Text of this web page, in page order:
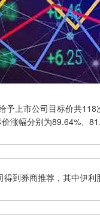
上市公司目标价共118
涨幅分别为89.64%、
券商推荐，其中伊利
深证成指